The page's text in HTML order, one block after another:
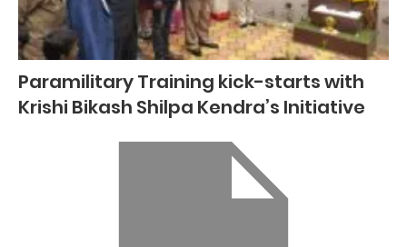
Paramilitary Training kick-starts with
Krishi Bikash Shilpa Kendra’s Initiative